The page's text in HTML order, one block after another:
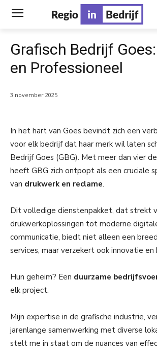
Grafisch Bedrijf
en Professioneel
3 november 2025
In het hart van Goes bevindt zich een
voor elk bedrijf dat haar merk wil laten
Bedrijf Goes (GBG). Met meer dan vier
heeft GBG zich ontpopt als een cruciale
van drukwerk en reclame.
Dit volledige dienstenpakket, dat strekt
drukwerkoplossingen tot moderne
communicatie, biedt niet alleen een
services, maar verzekert ook innovatie
Hun geheim? Een duurzame
elk project.
Mijn expertise in de grafische industrie,
jarenlange samenwerking met diverse
stelt me in staat om de nuances van